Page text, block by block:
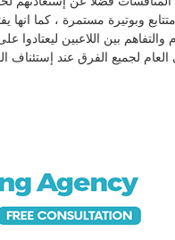
وبوتيرة مستمرة ، كما
والتفاهم بين اللاعبين
العام لجميع الفرق عند